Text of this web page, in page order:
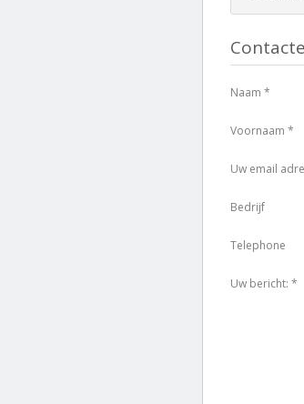
Naam *
Voornaam *
Uw email
Bedrijf
Telephone
Uw bericht: *